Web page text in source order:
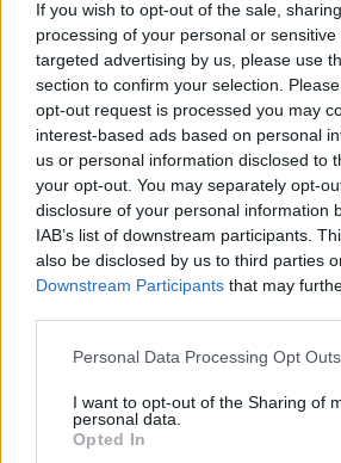
If you wish to opt-out of the sale,
processing of your personal or
targeted advertising by us, please use
section to confirm your selection.
opt-out request is processed you may
interest-based ads based on personal
us or personal information disclosed to
your opt-out. You may separately opt-
disclosure of your personal information
IAB’s list of downstream participants.
also be disclosed by us to third parties
Downstream Participants that may
Please note that this website/app uses
not limited to your visit or usage
grant or deny consent to Google and its
use your data for below specified
Personal Data Processing Opt Outs
I want to opt-out of the Sharing of
personal data.
Opted In
KÁNIKULA 2026 - ENYHÜL A
NINCS VÉGE: SZOMBATTÓL MÁR
MÁSODFOKÚ RIASZTÁS LESZ
A július vége óta tartó harmadfokú
a tartós meleg miatt továbbra is
szükség.